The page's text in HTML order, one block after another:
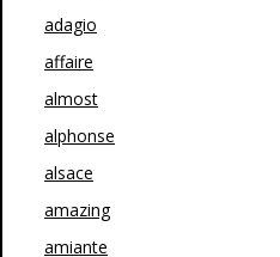
adagio
affaire
almost
alphonse
alsace
amazing
amiante